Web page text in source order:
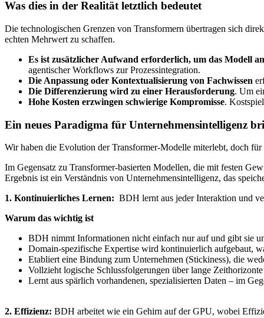
Was dies in der Realität letztlich bedeutet
Die technologischen Grenzen von Transformern übertragen sich
echten Mehrwert zu schaffen.
Es ist zusätzlicher Aufwand erforderlich, um das Modell
agentischer Workflows zur Prozessintegration.
Die Anpassung oder Kontextualisierung von Fachwissen
Die Differenzierung wird zu einer Herausforderung. Um
Hohe Kosten erzwingen schwierige Kompromisse.
Ein neues Paradigma für Unternehmensintelligenz
Wir haben die Evolution der Transformer-Modelle miterlebt, doch
Im Gegensatz zu Transformer-basierten Modellen, die mit festen
Ergebnis ist ein Verständnis von Unternehmensintelligenz, das
1. Kontinuierliches Lernen: BDH lernt aus jeder Interaktion und
Warum das wichtig ist
BDH nimmt Informationen nicht einfach nur auf und gibt sie
Domain-spezifische Expertise wird kontinuierlich aufgebaut,
Etabliert eine Bindung zum Unternehmen (Stickiness), die
Vollzieht logische Schlussfolgerungen über lange
Lernt aus spärlich vorhandenen, spezialisierten Daten – im
2. Effizienz: BDH arbeitet wie ein Gehirn auf der GPU, wobei